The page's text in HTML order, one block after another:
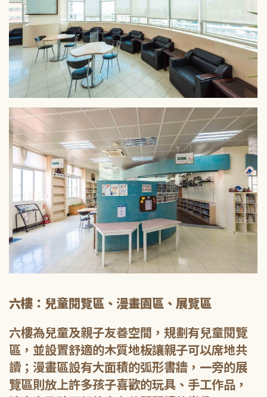
六樓：兒童閱覽區、漫畫園區、展覽區
六樓為兒童及親子友善空間，規劃有兒童閱覽
區，並設置舒適的木質地板讓親子可以席地共
讀；漫畫區設有大面積的弧形書牆，一旁的展
覽區則放上許多孩子喜歡的玩具、手工作品，